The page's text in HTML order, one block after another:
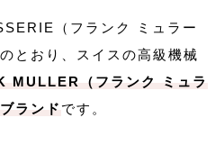
（フランク ミュラー
とおり、スイスの高級機械
MULLER（フランク ミュラ
ランド です。